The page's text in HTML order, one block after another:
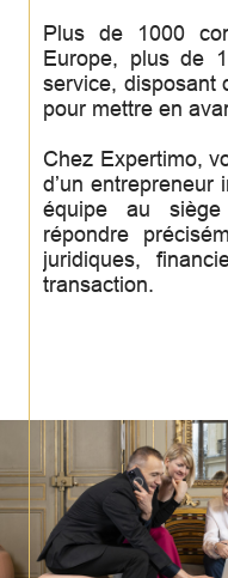
Plus de 1000
Europe, plus de
service, disposant
pour mettre en
Chez Expertimo,
d’un entrepreneur
équipe au
répondre
juridiques,
transaction.